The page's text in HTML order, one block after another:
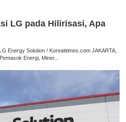
LG pada Hilirisasi, Apa
Energy Solution / Koreaittimes.com JAKARTA,
Energi, Miner...